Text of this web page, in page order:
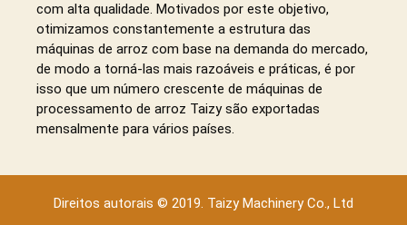
com alta qualidade. Motivados por este objetivo,
otimizamos constantemente a estrutura das
máquinas de arroz com base na demanda do mercado,
de modo a torná-las mais razoáveis ​​e práticas, é por
isso que um número crescente de máquinas de
processamento de arroz Taizy são exportadas
mensalmente para vários países.
Direitos autorais © 2019. Taizy Machinery Co., Ltd